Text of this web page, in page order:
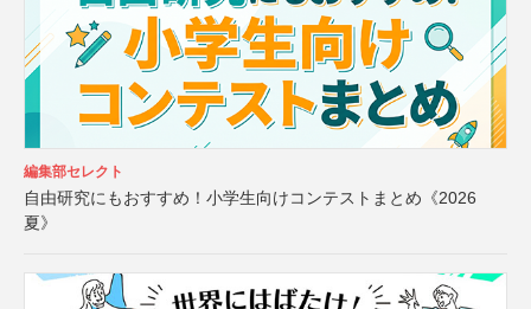
編集部セレクト
自由研究にもおすすめ！小学生向けコンテストまとめ《2026
夏》